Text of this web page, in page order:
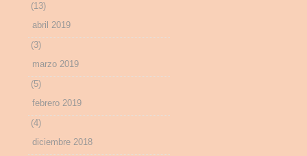
(13)
abril 2019
(3)
marzo 2019
(5)
febrero 2019
(4)
diciembre 2018